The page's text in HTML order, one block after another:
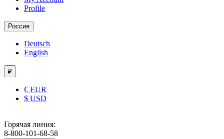
Profile
Россия
Deutsch
English
₽
€ EUR
$ USD
Горячая линия:
8-800-101-68-58